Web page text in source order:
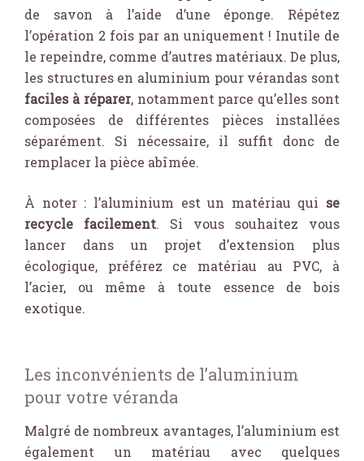
de savon à l’aide d’une éponge. Répétez
l’opération 2 fois par an uniquement ! Inutile de
le repeindre, comme d’autres matériaux. De plus,
les structures en aluminium pour vérandas sont
faciles à réparer, notamment parce qu’elles sont
composées de différentes pièces installées
séparément. Si nécessaire, il suffit donc de
remplacer la pièce abîmée.
À noter : l’aluminium est un matériau qui se
recycle facilement. Si vous souhaitez vous
lancer dans un projet d’extension plus
écologique, préférez ce matériau au PVC, à
l’acier, ou même à toute essence de bois
exotique.
Les inconvénients de l’aluminium
pour votre véranda
Malgré de nombreux avantages, l’aluminium est
également un matériau avec quelques